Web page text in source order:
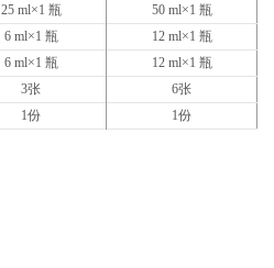
25 ml×1 瓶
50 ml×1 瓶
6 ml×1 瓶
12 ml×1 瓶
6 ml×1 瓶
12 ml×1 瓶
3张
6张
1份 1份